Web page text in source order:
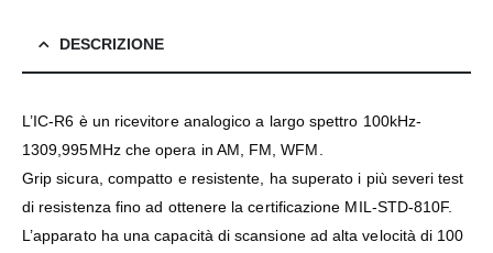
DESCRIZIONE
L’IC-R6 è un ricevitore analogico a largo spettro 100kHz-
1309,995MHz che opera in AM, FM, WFM.
Grip sicura, compatto e resistente, ha superato i più severi test
di resistenza fino ad ottenere la certificazione MIL-STD-810F.
L’apparato ha una capacità di scansione ad alta velocità di 100